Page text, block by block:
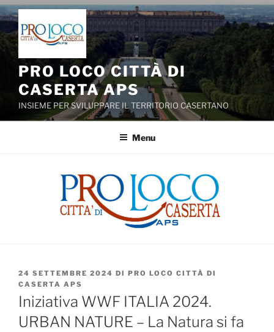
Salta
al
contenuto
PRO LOCO CITTÀ DI
CASERTA APS
INSIEME PER SVILUPPARE IL TERRITORIO CASERTANO
Menu
PUBBLICATO
IL
24 SETTEMBRE 2024 DI PRO LOCO CITTÀ DI
CASERTA APS
Iniziativa WWF ITALIA 2024.
URBAN NATURE – La Natura si fa